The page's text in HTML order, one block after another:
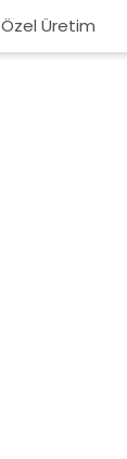
Özel Üretim